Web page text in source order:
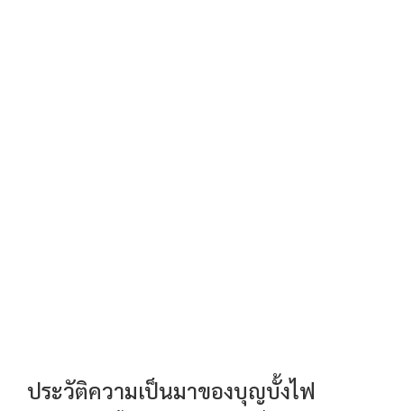
ประวัติความเป็นมาของบุญบั้งไฟ